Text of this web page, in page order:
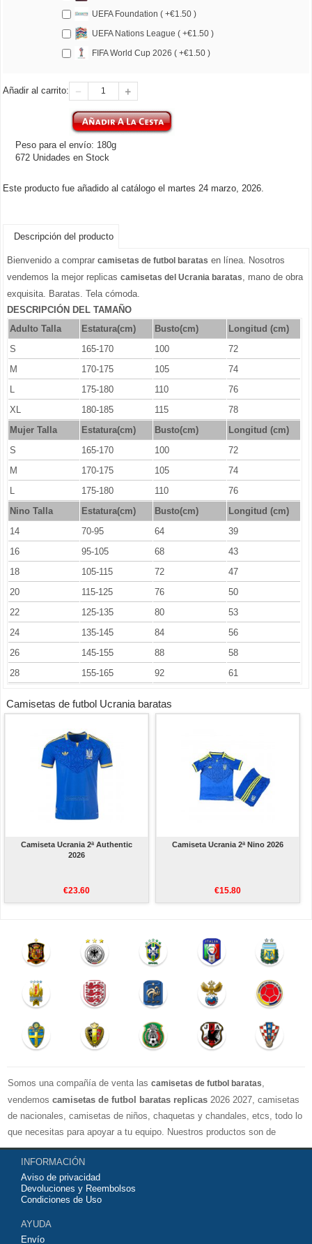
UEFA Foundation ( +€1.50 )
UEFA Nations League ( +€1.50 )
FIFA World Cup 2026 ( +€1.50 )
Añadir al carrito:
Peso para el envío: 180g
672 Unidades en Stock
Este producto fue añadido al catálogo el martes 24 marzo, 2026.
Descripción del producto
Bienvenido a comprar camisetas de futbol baratas en línea. Nosotros
vendemos la mejor replicas camisetas del Ucrania baratas
, mano de obra
exquisita. Baratas. Tela cómoda.
DESCRIPCIÓN DEL TAMAÑO
Adulto Talla
Estatura(cm) Busto(cm)
Longitud (cm)
S
165-170 100
72
M
170-175 105
74
L
175-180 110
76
XL
180-185 115
78
Mujer Talla
Estatura(cm) Busto(cm)
Longitud (cm)
S
165-170 100
72
M
170-175 105
74
L
175-180 110
76
Nino Talla
Estatura(cm) Busto(cm)
Longitud (cm)
14
70-95 64
39
16
95-105 68
43
18
105-115 72
47
20
115-125 76
50
22
125-135 80
53
24
135-145 84
56
26
145-155 88
58
28
155-165 92 61
Camisetas de futbol Ucrania baratas
Camiseta Ucrania 2ª Authentic
2026
€23.60
Camiseta Ucrania 2ª Nino 2026
€15.80
Somos una compañía de venta las camisetas de futbol baratas
vendemos camisetas de futbol baratas replicas 2026 2027, camisetas
de nacionales, camisetas de niños, chaquetas y chandales, etcs, todo lo
que necesitas para apoyar a tu equipo. Nuestros productos son de
exelente calidad y buen precio. Espero que usted puede estar satisfecho,
Agradecemos sus comentarios y sugerencias.
INFORMACIÓN
Aviso de privacidad
Devoluciones y Reembolsos
Condiciones de Uso
AYUDA
Envío